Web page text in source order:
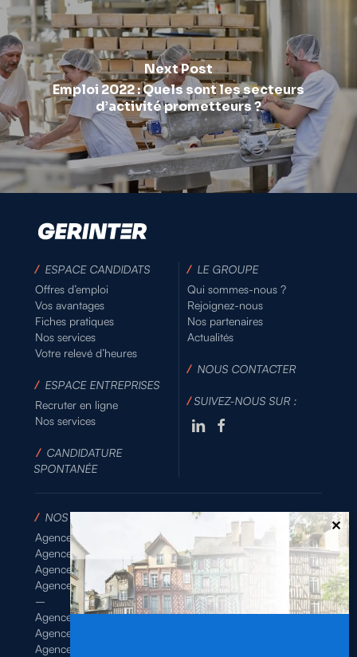
Next Post
Emploi 2022 : Quels sont les secteurs
d’activité prometteurs ?
/ ESPACE CANDIDATS
Offres d’emploi
Vos avantages
Fiches pratiques
Nos services
Votre relevé d’heures
/ ESPACE ENTREPRISES
Recruter en ligne
Nos services
/ CANDIDATURE
SPONTANÉE
/ LE GROUPE
Qui sommes-nous ?
Rejoignez-nous
Nos partenaires
Actualités
/NOUS CONTACTER
/SUIVEZ-NOUS SUR :
/ NOS AGENCES
Agence de Rennes Industrie
Agence de Rennes Généraliste
Agence de Rennes BTP
Agence de Rennes Tertiaire
–
Agence de Brest
Agence de Dinan
Agence de Lamballe